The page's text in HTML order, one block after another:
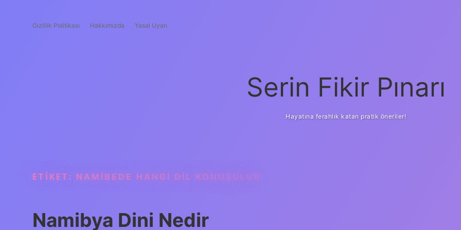
Gizlilik Politikası Hakkımızda Yasal Uyarı
Serin Fikir Pınarı
Hayatına ferahlık katan pratik öneriler!
ETIKET: NAMIBEDE HANGI DIL KONUŞULUR
Namibya Dini Nedir